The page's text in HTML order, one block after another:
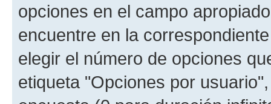
opciones en el campo
encuentre en la
elegir el número de opciones
etiqueta "Opciones por